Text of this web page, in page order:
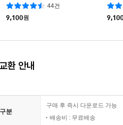
44건
9,100원
환 안내
분
구매 후 즉시 다운로드 가능
배송비 : 무료배송